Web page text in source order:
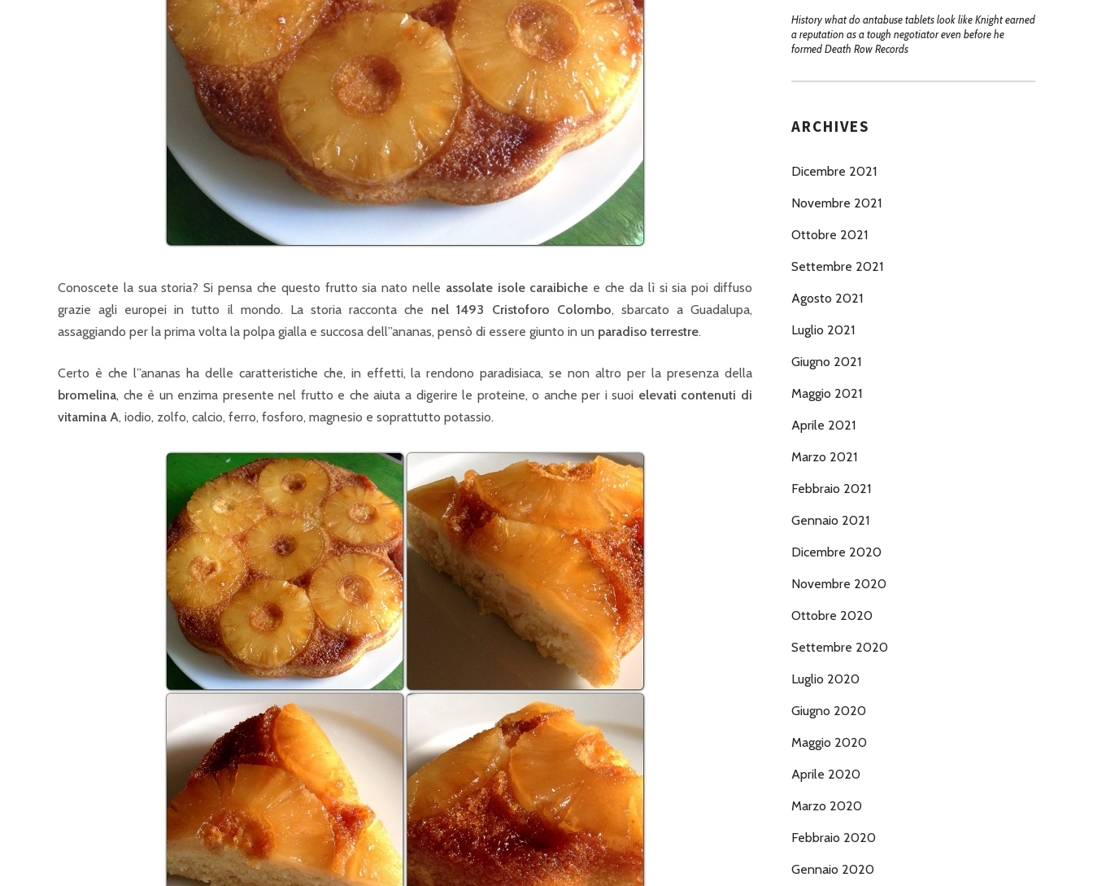
Conoscete la sua storia? Si pensa che questo frutto sia nato nelle assolate isole caraibiche e che da lì si sia poi diffuso
grazie agli europei in tutto il mondo. La storia racconta che nel 1493 Cristoforo Colombo, sbarcato a Guadalupa,
assaggiando per la prima volta la polpa gialla e succosa dell”ananas, pensò di essere giunto in un paradiso terrestre.
Certo è che l”ananas ha delle caratteristiche che, in effetti, la rendono paradisiaca, se non altro per la presenza della
bromelina, che è un enzima presente nel frutto e che aiuta a digerire le proteine, o anche per i suoi elevati contenuti di
vitamina A, iodio, zolfo, calcio, ferro, fosforo, magnesio e soprattutto potassio.
History what do antabuse tablets look like Knight earned
a reputation as a tough negotiator even before he
formed Death Row Records
ARCHIVES
Dicembre 2021
Novembre 2021
Ottobre 2021
Settembre 2021
Agosto 2021
Luglio 2021
Giugno 2021
Maggio 2021
Aprile 2021
Marzo 2021
Febbraio 2021
Gennaio 2021
Dicembre 2020
Novembre 2020
Ottobre 2020
Settembre 2020
Luglio 2020
Giugno 2020
Maggio 2020
Aprile 2020
Marzo 2020
Febbraio 2020
Gennaio 2020